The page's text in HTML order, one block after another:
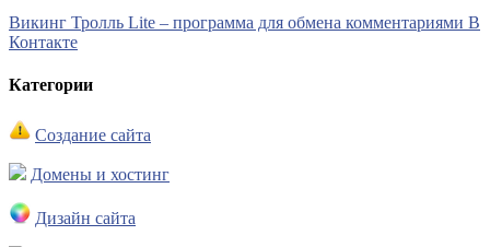
Викинг Тролль Lite – программа для обмена комментариями В
Контакте
Категории
Создание сайта
Домены и хостинг
Дизайн сайта